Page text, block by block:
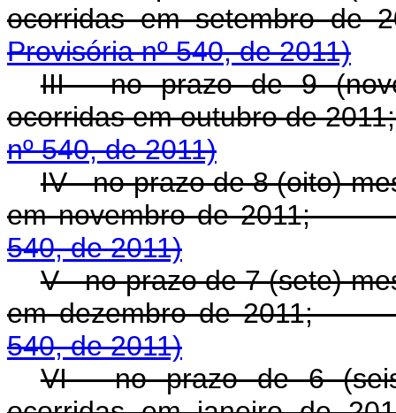
ocorridas em
Provisória nº 540, de 2011)
III - no prazo de 9
ocorridas em outubro de
nº 540, de 2011)
IV - no prazo de 8 (oito)
em novembro de
540, de 2011)
V - no prazo de 7 (sete)
em dezembro de
540, de 2011)
VI - no prazo de 6